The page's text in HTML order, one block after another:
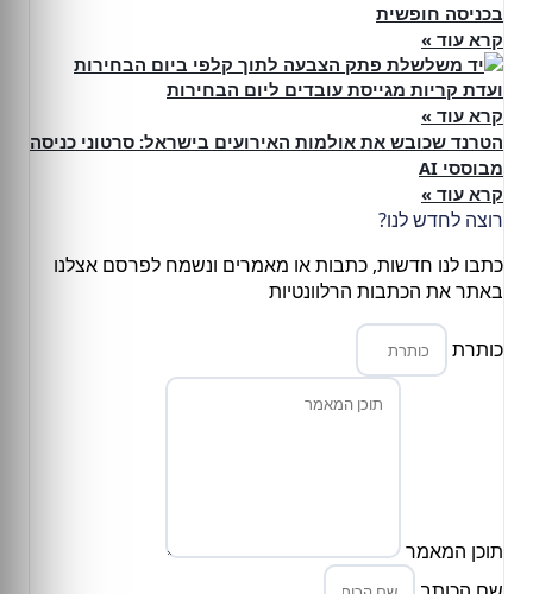
בכניסה חופשית
קרא עוד »
ועדת קריות מגייסת עובדים ליום הבחירות
קרא עוד »
הטרנד שכובש את אולמות האירועים בישראל: סרטוני כניסה
מבוססי AI
קרא עוד »
רוצה לחדש לנו?
כתבו לנו חדשות, כתבות או מאמרים ונשמח לפרסם אצלנו
באתר את הכתבות הרלוונטיות
כותרת
תוכן המאמר